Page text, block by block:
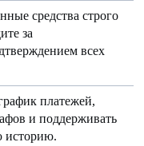
средства строго
за
всех
платежей,
и поддерживать
историю.